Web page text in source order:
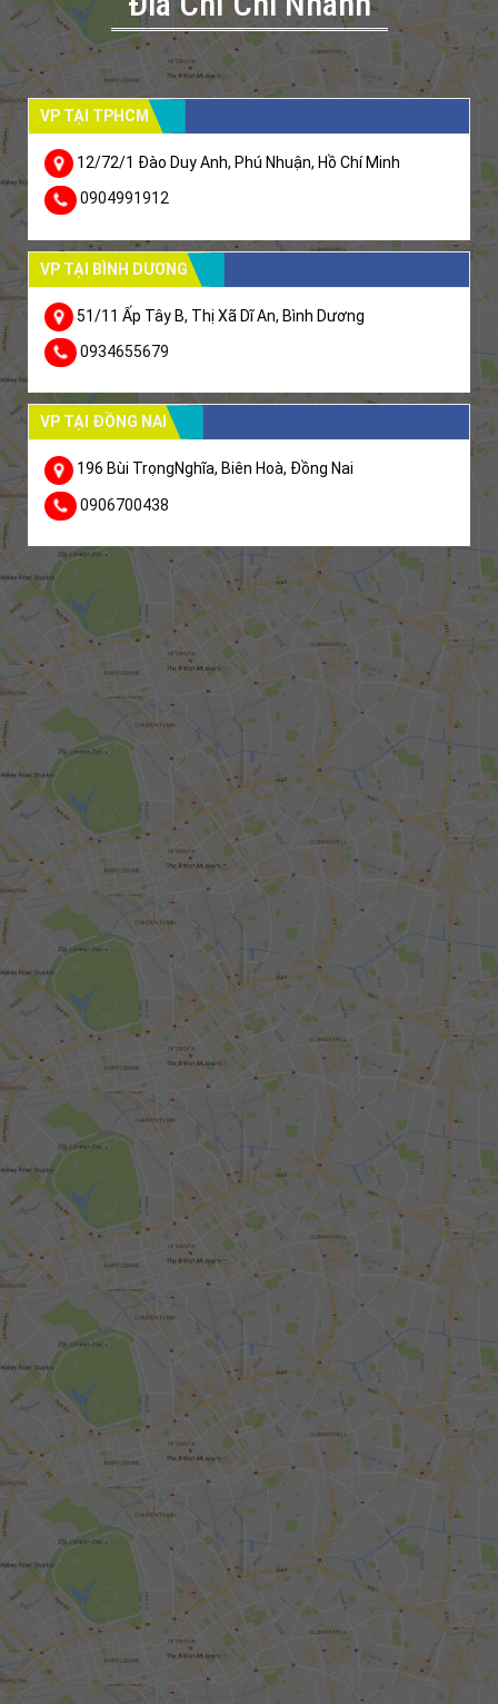
VP TẠI TPHCM
12/72/1 Đào Duy Anh, Phú Nhuận, Hồ Chí Minh
0904991912
VP TẠI BÌNH DƯƠNG
51/11 Ấp Tây B, Thị Xã Dĩ An, Bình Dương
0934655679
VP TẠI ĐỒNG NAI
196 Bùi TrọngNghĩa, Biên Hoà, Đồng Nai
0906700438